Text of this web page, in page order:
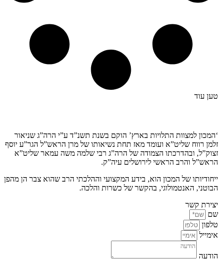
טען עוד
‘המכון למצוות התלויות בארץ’ הוקם בשנת תשנ”ד ע”י הרה”ג שניאור
זלמן רווח שליט”א ועומד מאז תחת נשיאותו של מרן הראש”ל הגר”ע יוסף
זצוק”ל, ובהדרכתו הצמודה של הרה”ג רבי שלמה משה עמאר שליט”א
הראש”ל והרב הראשי לירושלים עיה”ק.
ייחודיותו של המכון הוא, בידע המקצועי וההלכתי הרב שהוא צבר הן מהפן
הבוטני, האנטמולוגי, בהקשר של כשרות והלכה.
יצירת קשר
שם
טלפון
אימייל
הודעה